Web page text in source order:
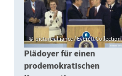
picture alliance / Everett Collection
Plädoyer für einen
prodemokratischen